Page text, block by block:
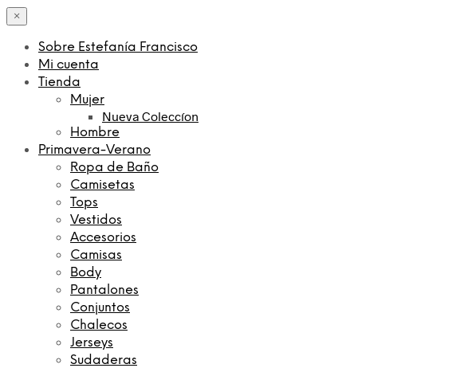
×
Sobre Estefanía Francisco
Mi cuenta
Tienda
Mujer
Nueva Coleccíon
Hombre
Primavera-Verano
Ropa de Baño
Camisetas
Tops
Vestidos
Accesorios
Camisas
Body
Pantalones
Conjuntos
Chalecos
Jerseys
Sudaderas